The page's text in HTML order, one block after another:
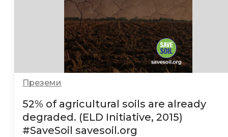
52% of agricultural soils are already
degraded. (ELD Initiative, 2015)
#SaveSoil savesoil.org
Преземи